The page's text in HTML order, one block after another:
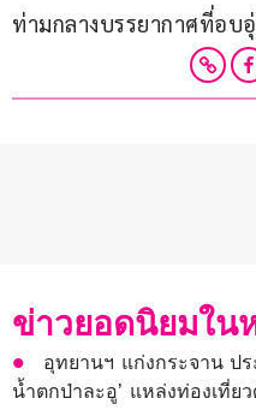
ท่ามกลางบรรยากาศที่อบ
ข่าวยอดนิยมใน
อุทยานฯ แก่งกระจาน ปร
น้ำตกป่าละอู’ แหล่งท่องเที่ย